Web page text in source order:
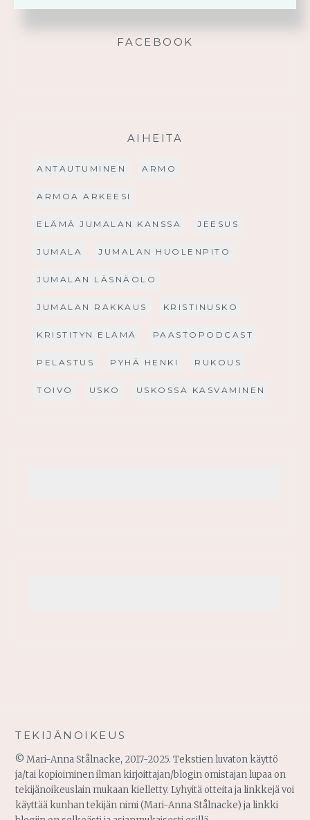
FACEBOOK
AIHEITA
ANTAUTUMINEN ARMO
ARMOA ARKEESI
ELÄMÄ JUMALAN KANSSA JEESUS
JUMALA JUMALAN HUOLENPITO
JUMALAN LÄSNÄOLO
JUMALAN RAKKAUS KRISTINUSKO
KRISTITYN ELÄMÄ PAASTOPODCAST
PELASTUS PYHÄ HENKI RUKOUS
TOIVO USKO USKOSSA KASVAMINEN
TEKIJÄNOIKEUS
© Mari-Anna Stålnacke, 2017-2025. Tekstien luvaton käyttö
ja/tai kopioiminen ilman kirjoittajan/blogin omistajan lupaa on
tekijänoikeuslain mukaan kielletty. Lyhyitä otteita ja linkkejä voi
käyttää kunhan tekijän nimi (Mari-Anna Stålnacke) ja linkki